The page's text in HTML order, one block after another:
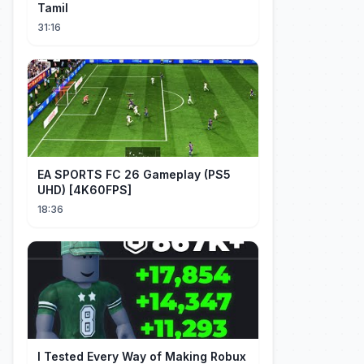
Tamil
31:16
EA SPORTS FC 26 Gameplay (PS5
UHD) [4K60FPS]
18:36
I Tested Every Way of Making Robux